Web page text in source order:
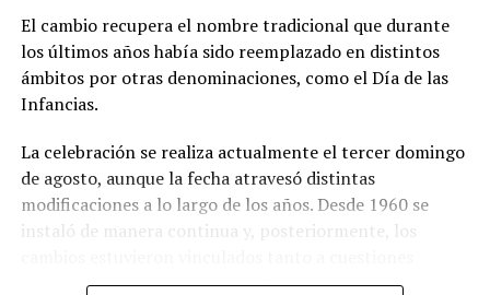
del celular y todas las ganas de escuchar…Rugir los
motores”.
En tanto, varias aeronaves sobrevolaron cielos porteños
hubo un desfile terrestre que protagonizaron los
hombres y mujeres que integran la institución.
El cambio recupera el nombre tradicional que durante
los últimos años había sido reemplazado en distintos
ámbitos por otras denominaciones, como el Día de las
Infancias.
La celebración se realiza actualmente el tercer domingo
de agosto, aunque la fecha atravesó distintas
modificaciones a lo largo de los años. Desde 1960 se
instaló de manera continua y, posteriormente, los
sociales como a pedidos del sector comercial,